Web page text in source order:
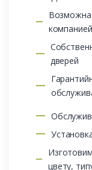
Возможна
дверей
цвету,